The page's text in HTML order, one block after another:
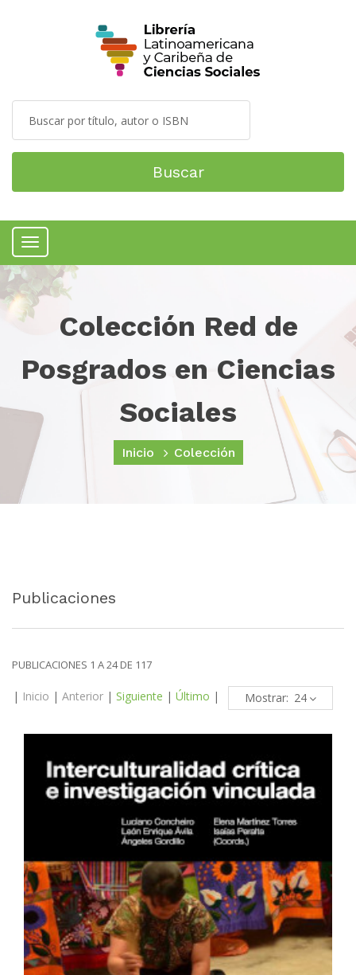
Buscar
Menú
Colección Red de
Posgrados en Ciencias
Sociales
Inicio Colección
Publicaciones
PUBLICACIONES 1 A 24 DE 117
| Inicio | Anterior | Siguiente | Último | Mostrar: